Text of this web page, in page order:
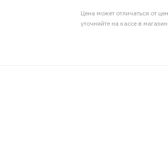
Цена может отличаться от
уточняйте на кассе в